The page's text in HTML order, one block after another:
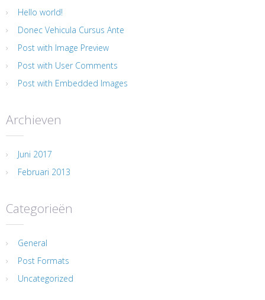
Hello world!
Donec Vehicula Cursus Ante
Post with Image Preview
Post with User Comments
Post with Embedded Images
Archieven
Juni 2017
Februari 2013
Categorieën
General
Post Formats
Uncategorized